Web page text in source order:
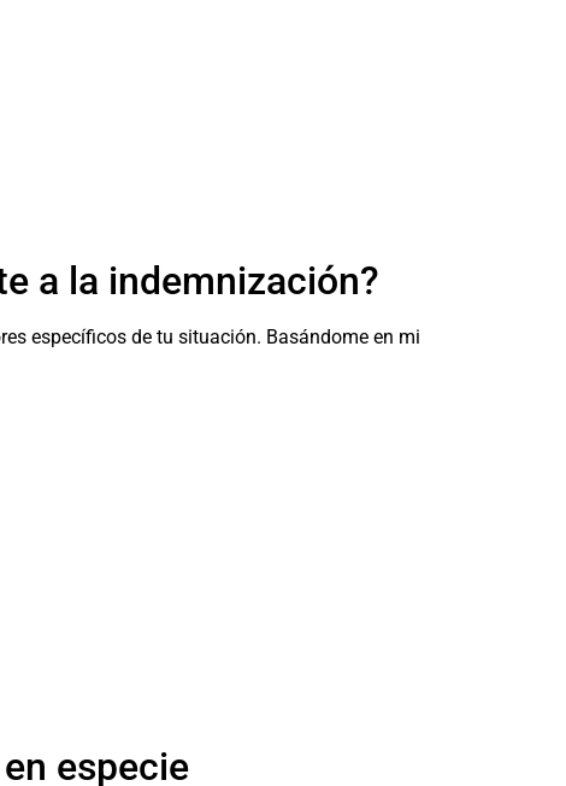
a la indemnización?
específicos de tu situación. Basándome en mi
especie